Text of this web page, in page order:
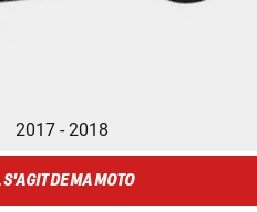
2017 - 2018
S'AGIT DE MA MOTO